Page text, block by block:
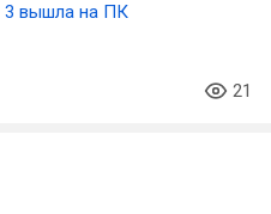
3 вышла на ПК
21